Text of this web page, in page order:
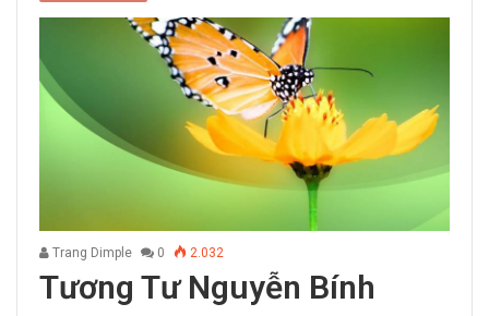
Trang Dimple 0 2.032
Tương Tư Nguyễn Bính